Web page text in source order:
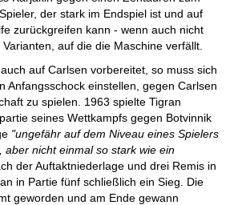
der stark im Endspiel ist und auf
zurückgreifen kann - wenn auch nicht
auf die die Maschine verfällt.
auf Carlsen vorbereitet, so muss sich
Anfangsschock einstellen, gegen Carlsen
zu spielen. 1963 spielte Tigran
seines Wettkampfs gegen Botvinnik
"ungefähr auf dem Niveau eines Spielers
aber nicht einmal so stark wie ein
der Auftaktniederlage und drei Remis in
in Partie fünf schließlich ein Sieg. Die
geworden und am Ende gewann